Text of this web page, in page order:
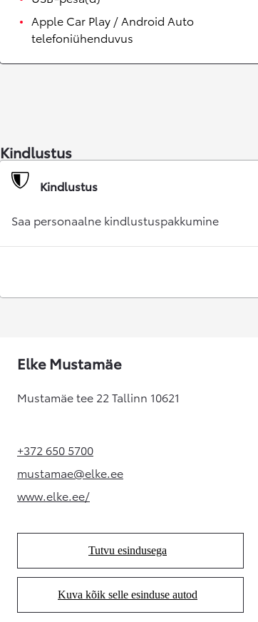
Corolla sedaan
HÜBRIID
HÜBRIID
Apple Car Play / Android Auto
telefoniühenduvus
Kindlustus
Kindlustus
Saa personaalne kindlustuspakkumine
Elke Mustamäe
Mustamäe tee 22 Tallinn 10621
+372 650 5700(Opens in new tab)
mustamae@elke.ee
(Opens in new tab)
www.elke.ee/(Opens in new tab)
Tutvu esindusega
(Opens in new tab)
Kuva kõik selle esinduse autod
(Opens in new tab)